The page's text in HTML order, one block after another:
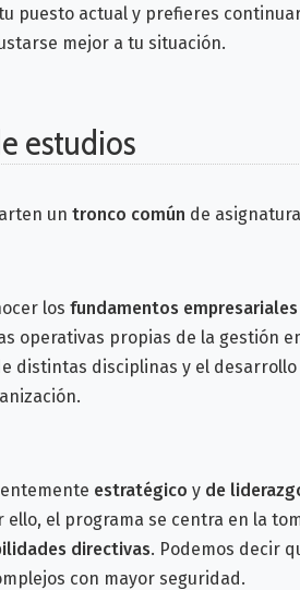
puesto actual y prefieres
mejor a tu situación.
estudios
un tronco común de
los fundamentos empresariales
operativas propias de la gestión
distintas disciplinas y el desarrollo
estratégico y de
el programa se centra en la
directivas. Podemos decir
con mayor seguridad.